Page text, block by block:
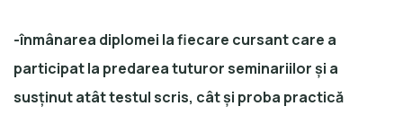
-înmânarea diplomei la fiecare cursant care a
participat la predarea tuturor seminariilor și a
susținut atât testul scris, cât și proba practică